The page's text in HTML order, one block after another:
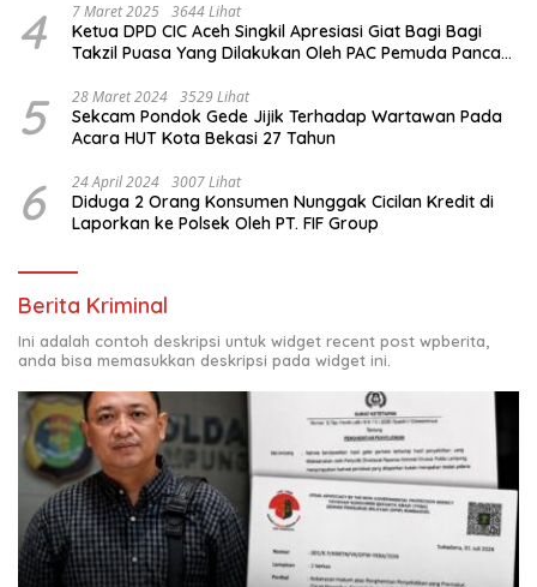
4 7 Maret 2025 3644 Lihat
Ketua DPD CIC Aceh Singkil Apresiasi Giat Bagi Bagi
Takzil Puasa Yang Dilakukan Oleh PAC Pemuda Panca
Meriah Kabupaten Aceh Singkil
5 28 Maret 2024 3529 Lihat
Sekcam Pondok Gede Jijik Terhadap Wartawan Pada
Acara HUT Kota Bekasi 27 Tahun
6 24 April 2024 3007 Lihat
Diduga 2 Orang Konsumen Nunggak Cicilan Kredit di
Laporkan ke Polsek Oleh PT. FIF Group
Berita Kriminal
Ini adalah contoh deskripsi untuk widget recent post wpberita,
anda bisa memasukkan deskripsi pada widget ini.